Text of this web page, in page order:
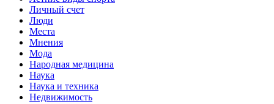
Личный счет
Люди
Места
Мнения
Мода
Народная медицина
Наука
Наука и техника
Недвижимость